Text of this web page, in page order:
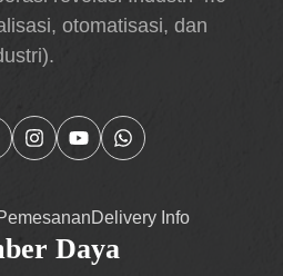
otomatisasi, dan
Delivery Info
Daya